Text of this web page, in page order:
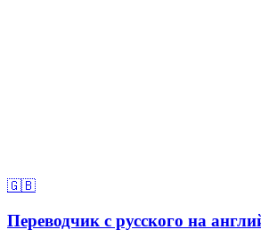
🇬🇧
Переводчик с русского на